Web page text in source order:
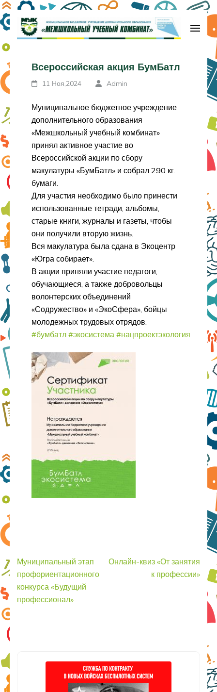
Перейти
к
содержимому
Enter)комбинат»
Всероссийская акция БумБатл
11 Ноя,2024 Admin
Муниципальное бюджетное учреждение
дополнительного образования
«Межшкольный учебный комбинат»
принял активное участие во
Всероссийской акции по сбору
макулатуры «БумБатл» и собрал 290 кг.
бумаги.
Для участия необходимо было принести
использованные тетради, альбомы,
старые книги, журналы и газеты, чтобы
они получили вторую жизнь.
Вся макулатура была сдана в Экоцентр
«Югра собирает».
В акции приняли участие педагоги,
обучающиеся, а также добровольцы
волонтерских объединений
«Содружество» и «ЭкоСфера», бойцы
молодежных трудовых отрядов.
#бумбатл #экосистема #нацпроектэкология
Навигация
по
записям
Муниципальный этап
профориентационного
конкурса «Будущий
профессионал»
Онлайн-квиз «От занятия
к профессии»